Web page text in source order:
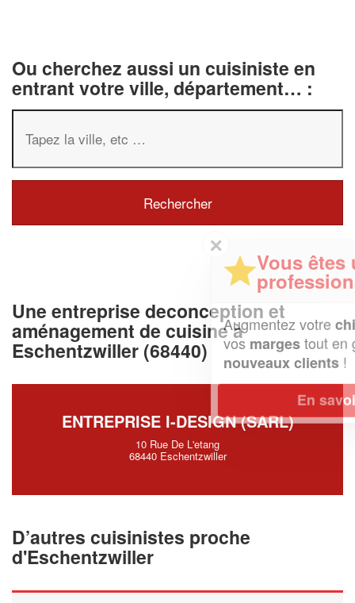
Ou cherchez aussi un cuisiniste en
entrant votre ville, département… :
Une entreprise deconception et
aménagement de cuisine à
Eschentzwiller (68440)
ENTREPRISE I-DESIGN (SARL)
10 Rue De L'etang
68440 Eschentzwiller
D’autres cuisinistes proche
d'Eschentzwiller
Vous êtes un
professionnel ?
Augmentez votrechiffre d'affaireset
vosmargestout en gagnant de
nouveaux clients